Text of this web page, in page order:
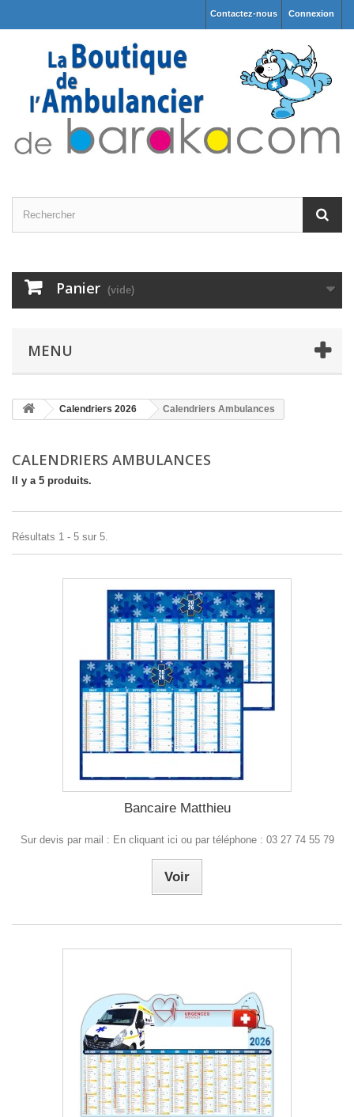
Connexion
Contactez-nous
Panier (vide)
MENU
Calendriers 2026 Calendriers Ambulances
CALENDRIERS AMBULANCES
Il y a 5 produits.
Résultats 1 - 5 sur 5.
Bancaire Matthieu
Sur devis par mail : En cliquant ici ou par téléphone : 03 27 74 55 79
Voir